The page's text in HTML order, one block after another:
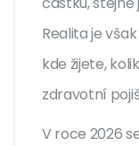
Realita je
kde žijete,
zdravotní
V roce 2026